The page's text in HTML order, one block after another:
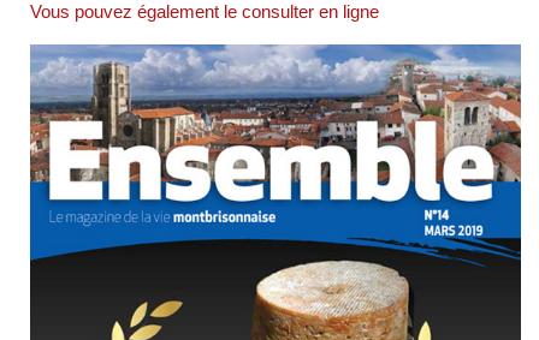
Vous pouvez également le consulter en ligne